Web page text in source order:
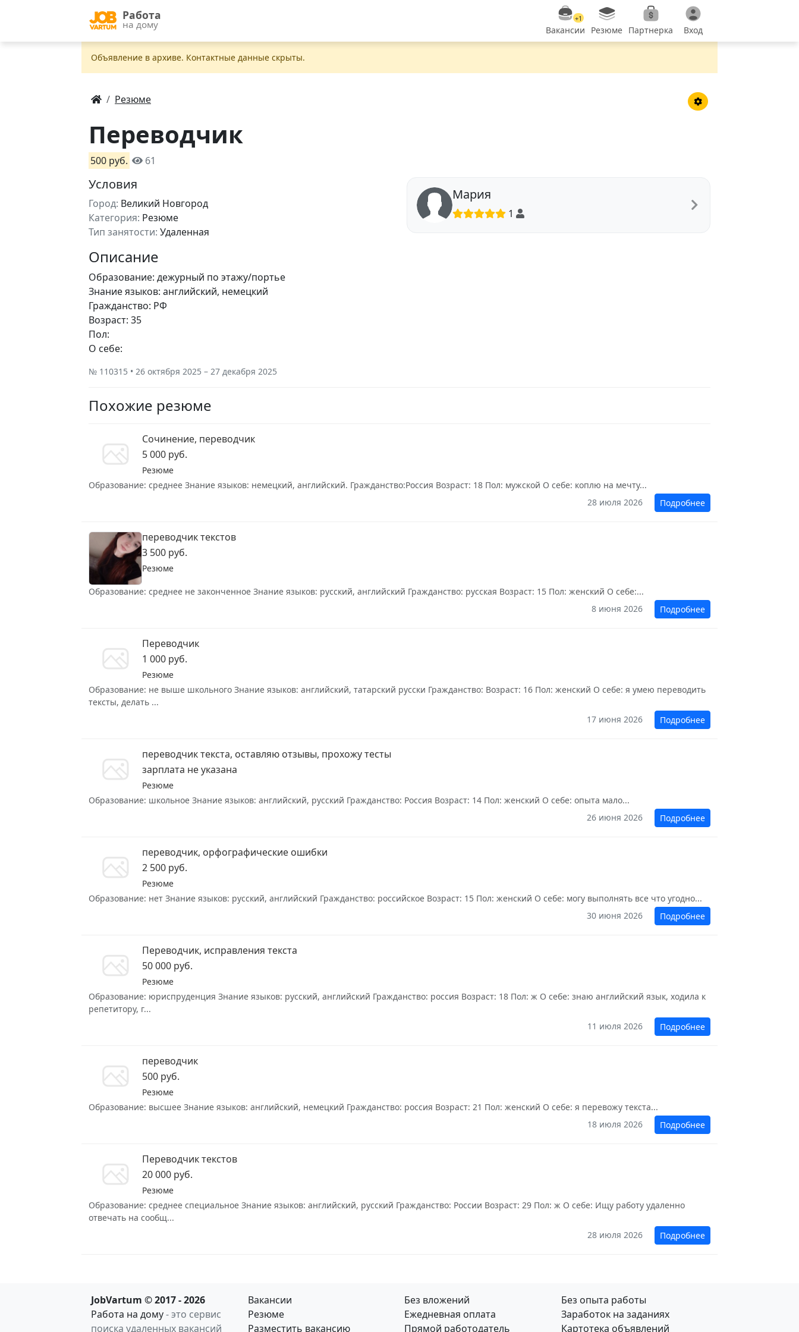
Работа
на дому
+1
Вакансии Резюме Партнерка Вход
Объявление в apxивe. Контактные данные скрыты.
Резюме
Переводчик
500 руб. 61
Условия
Город: Великий Новгород
Категория: Резюме
Тип занятости: Удаленная
Мария
1
Описание
Образование: дежурный по этажу/портье
Знание языков: английский, немецкий
Гражданство: РФ
Возраст: 35
Пол:
О себе:
№ 110315 • 26 октября 2025 – 27 декабря 2025
Похожие резюме
Сочинение, переводчик
5 000 руб.
Резюме
Образование: среднее Знание языков: немецкий, английский. Гражданство:Россия Возраст: 18 Пол: мужской О себе: коплю на мечту...
28 июля 2026
Подробнее
переводчик текстов
3 500 руб.
Резюме
Образование: среднее не законченное Знание языков: русский, английский Гражданство: русская Возраст: 15 Пол: женский О себе:...
8 июня 2026
Подробнее
Переводчик
1 000 руб.
Резюме
Образование: не выше школьного Знание языков: английский, татарский русски Гражданство: Возраст: 16 Пол: женский О себе: я умею переводить
тексты, делать ...
17 июня 2026
Подробнее
переводчик текста, оставляю отзывы, прохожу тесты
зарплата не указана
Резюме
Образование: школьное Знание языков: английский, русский Гражданство: Россия Возраст: 14 Пол: женский О себе: опыта мало...
26 июня 2026
Подробнее
переводчик, орфографические ошибки
2 500 руб.
Резюме
Образование: нет Знание языков: русский, английский Гражданство: российское Возраст: 15 Пол: женский О себе: могу выполнять все что угодно...
30 июня 2026
Подробнее
Переводчик, исправления текста
50 000 руб.
Резюме
Образование: юриспруденция Знание языков: русский, английский Гражданство: россия Возраст: 18 Пол: ж О себе: знаю английский язык, ходила к
репетитору, г...
11 июля 2026
Подробнее
переводчик
500 руб.
Резюме
Образование: высшее Знание языков: английский, немецкий Гражданство: россия Возраст: 21 Пол: женский О себе: я перевожу текста...
18 июля 2026
Подробнее
Переводчик текстов
20 000 руб.
Резюме
Образование: среднее специальное Знание языков: английский, русский Гражданство: России Возраст: 29 Пол: ж О себе: Ищу работу удаленно
отвечать на сообщ...
28 июля 2026
Подробнее
JobVartum © 2017 - 2026
Работа на дому- это сервис
поиска удаленных вакансий
Вакансии
Резюме
Разместить вакансию
Без вложений
Ежедневная оплата
Прямой работодатель
Без опыта работы
Заработок на заданиях
Картотека объявлений